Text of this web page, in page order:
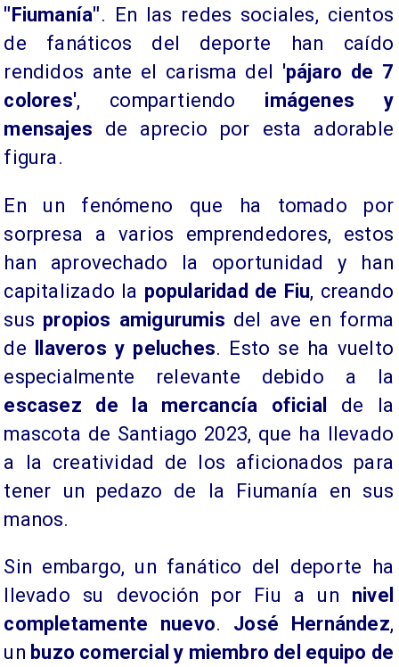
"Fiumanía". En las redes sociales, cientos
de fanáticos del deporte han caído
rendidos ante el carisma del 'pájaro de 7
colores', compartiendo imágenes y
mensajes de aprecio por esta adorable
figura.
En un fenómeno que ha tomado por
sorpresa a varios emprendedores, estos
han aprovechado la oportunidad y han
capitalizado la popularidad de Fiu, creando
sus propios amigurumis del ave en forma
de
llaveros y peluches. Esto se ha vuelto
especialmente relevante debido a la
escasez de la mercancía oficial
de la
mascota de Santiago 2023, que ha llevado
a la creatividad de los aficionados para
tener un pedazo de la Fiumanía en sus
manos.
Sin embargo, un fanático del deporte ha
llevado su devoción por Fiu a un nivel
completamente nuevo. José Hernández,
un buzo comercial y miembro del equipo de